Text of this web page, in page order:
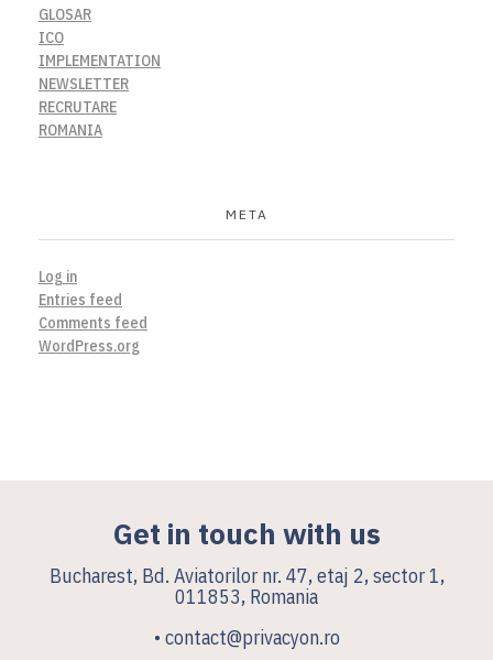
GLOSAR
ICO
IMPLEMENTATION
NEWSLETTER
RECRUTARE
ROMANIA
META
Log in
Entries feed
Comments feed
WordPress.org
Get in touch with us
Bucharest, Bd. Aviatorilor nr. 47, etaj 2, sector 1,
011853, Romania
• contact@privacyon.ro